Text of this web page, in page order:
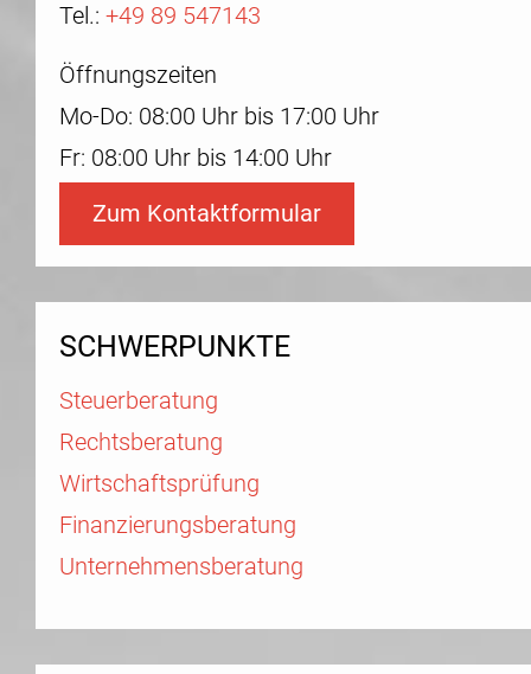
Tel.: +49 89 547143
Öffnungszeiten
Mo-Do: 08:00 Uhr bis 17:00 Uhr
Fr: 08:00 Uhr bis 14:00 Uhr
Zum Kontaktformular
SCHWERPUNKTE
Steuerberatung
Rechtsberatung
Wirtschaftsprüfung
Finanzierungsberatung
Unternehmensberatung